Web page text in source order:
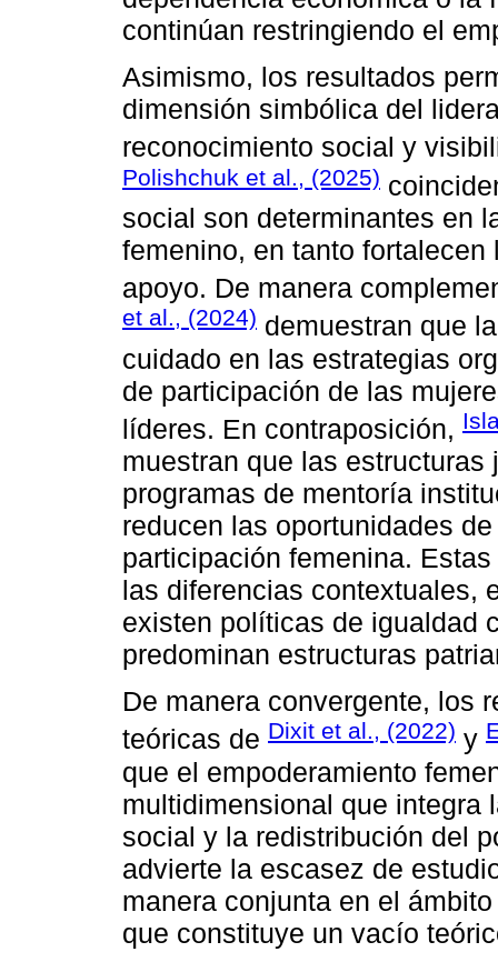
continúan restringiendo el
Asimismo, los resultados
dimensión simbólica del
reconocimiento social y
Polishchuk et al., (2025)
social son determinantes en
femenino, en tanto
apoyo. De manera
et al., (2024) demuestran que
cuidado en las estrategias
de participación de las
líderes. En contraposición,
muestran que las
programas de mentoría
reducen las oportunidades
participación femenina.
las diferencias contextuales,
existen políticas de igualdad
predominan estructuras
De manera convergente, los
teóricas de Dixit et al., (2022) y
que el empoderamiento
multidimensional que integra
social y la redistribución del
advierte la escasez de
manera conjunta en el
que constituye un vacío